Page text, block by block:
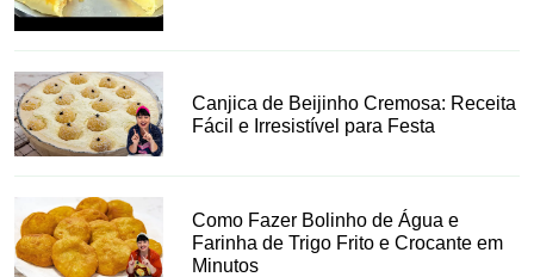
Canjica de Beijinho Cremosa: Receita
Fácil e Irresistível para Festa
Como Fazer Bolinho de Água e
Farinha de Trigo Frito e Crocante em
Minutos